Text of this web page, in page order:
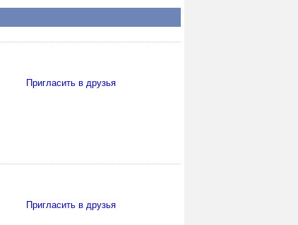
Пригласить в друзья
Пригласить в друзья